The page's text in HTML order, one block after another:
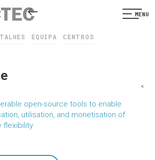
MENU
EQUIPA CENTROS
open-source tools to enable
utilisation, and monetisation of
flexibility
<